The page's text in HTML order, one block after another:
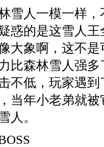
雪人一模一样
惑的是这雪人
大象啊，这不
比森林雪人强
不低，玩家遇
当年小老弟就
人。